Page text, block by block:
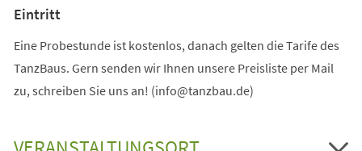
Eintritt
Eine Probestunde ist kostenlos, danach gelten die Tarife des
TanzBaus. Gern senden wir Ihnen unsere Preisliste per Mail
zu, schreiben Sie uns an! (info@tanzbau.de)